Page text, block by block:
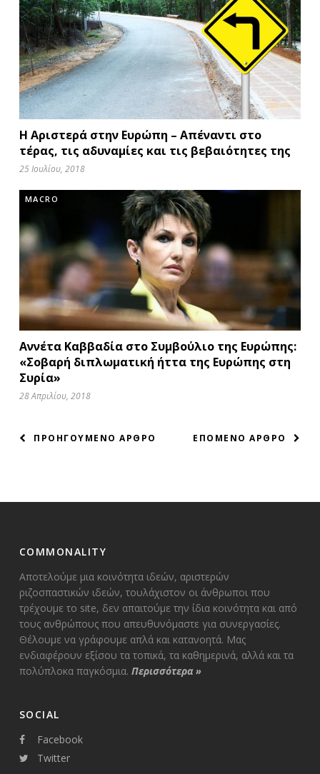
Η Αριστερά στην Ευρώπη – Απέναντι στο
τέρας, τις αδυναμίες και τις βεβαιότητες της
25 Ιουλίου, 2018
MACRO
Αννέτα Καββαδία στο Συμβούλιο της Ευρώπης:
«Σοβαρή διπλωματική ήττα της Ευρώπης στη
Συρία»
28 Απριλίου, 2018
ΠΛΟΗΓΗΣΗ
ΕΠΟΜΕΝΟ ΑΡΘΡΟ
ΠΡΟΗΓΟΥΜΕΝΟ ΑΡΘΡΟ
COMMONALITY
Αποτελούμε μια κοινότητα ιδεών, αριστερών
ριζοσπαστικών ιδεών, τουλάχιστον οι άνθρωποι που
τρέχουμε το site, δεν απαιτούμε την ίδια κοινότητα και από
τους ανθρώπους που απευθυνόμαστε για συνεργασίες.
Θέλουμε να γράφουμε απλά και κατανοητά. Μας
ενδιαφέρουν εξίσου τα τοπικά, τα καθημερινά, αλλά και τα
πολύπλοκα παγκόσμια. Περισσότερα»
SOCIAL
Facebook
Twitter